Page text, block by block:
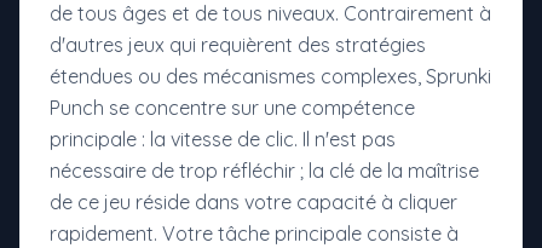
de tous âges et de tous niveaux. Contrairement à
d'autres jeux qui requièrent des stratégies
étendues ou des mécanismes complexes, Sprunki
Punch se concentre sur une compétence
principale : la vitesse de clic. Il n'est pas
nécessaire de trop réfléchir ; la clé de la maîtrise
de ce jeu réside dans votre capacité à cliquer
rapidement. Votre tâche principale consiste à